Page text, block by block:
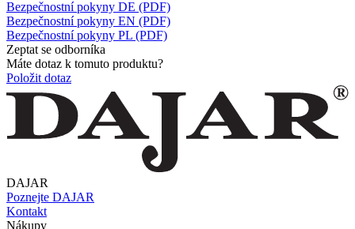
Bezpečnostní pokyny DE (PDF)
Bezpečnostní pokyny EN (PDF)
Bezpečnostní pokyny PL (PDF)
Zeptat se odborníka
Máte dotaz k tomuto produktu?
Položit dotaz
DAJAR
Poznejte DAJAR
Kontakt
Nákupy